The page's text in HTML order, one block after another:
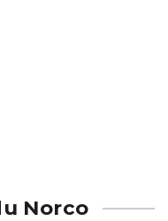
Norco